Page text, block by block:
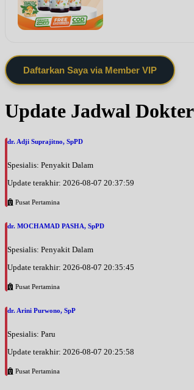
Daftarkan Saya via Member VIP
Update Jadwal
dr. Adji Suprajitno, SpPD
Spesialis: Penyakit Dalam
Update terakhir: 2026-08-07 20:37:59
Pusat Pertamina
dr. MOCHAMAD PASHA, SpPD
Spesialis: Penyakit Dalam
Update terakhir: 2026-08-07 20:35:45
Pusat Pertamina
dr. Arini Purwono, SpP
Spesialis: Paru
Update terakhir: 2026-08-07 20:25:58
Pusat Pertamina